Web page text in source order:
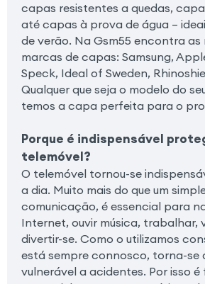
capas resistentes a quedas,
até capas à prova de água –
de verão. Na Gsm55 encontra as
marcas de capas: Samsung,
Speck, Ideal of Sweden,
Qualquer que seja o modelo do
temos a capa perfeita para o
Porque é indispensável
telemóvel?
O telemóvel tornou-se
a dia. Muito mais do que um
comunicação, é essencial para
Internet, ouvir música, trabalhar,
divertir-se. Como o utilizamos
está sempre connosco, torna-se
vulnerável a acidentes. Por isso